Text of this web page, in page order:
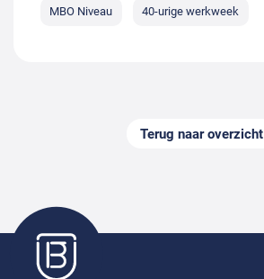
MBO Niveau 40-urige werkweek
Terug naar overzicht